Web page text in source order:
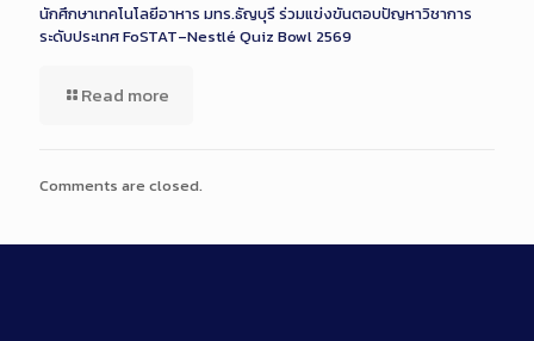
นักศึกษาเทคโนโลยีอาหาร มทร.ธัญบุรี ร่วมแข่งขันตอบปัญหาวิชาการ
ระดับประเทศ FoSTAT–Nestlé Quiz Bowl 2569
Read more
Comments are closed.